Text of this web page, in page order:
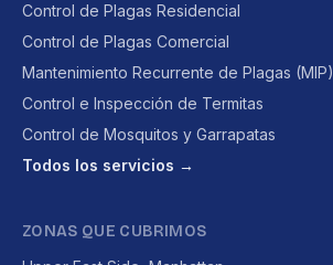
Control de Plagas Residencial
Control de Plagas Comercial
Mantenimiento Recurrente de Plagas (MIP)
Control e Inspección de Termitas
Control de Mosquitos y Garrapatas
Todos los servicios →
ZONAS QUE CUBRIMOS